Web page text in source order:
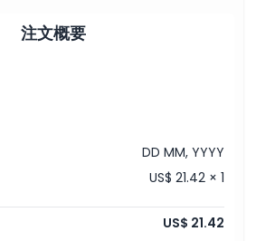
注文概要
DD MM, YYYY
US$ 21.42 × 1
US$ 21.42